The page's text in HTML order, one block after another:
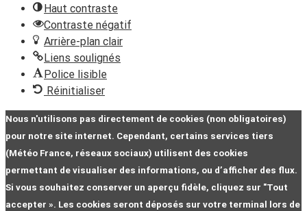
Haut contraste
Contraste négatif
Arrière-plan clair
Liens soulignés
Police lisible
Réinitialiser
Nous n'utilisons pas directement de cookies (non obligatoires)
pour notre site internet. Cependant, certains services tiers
(Météo France, réseaux sociaux) utilisent des cookies
permettant de visualiser des informations, ou d’afficher des flux.
Si vous souhaitez conserver un aperçu fidèle, cliquez sur "Tout
accepter ». Les cookies seront déposés sur votre terminal lors de